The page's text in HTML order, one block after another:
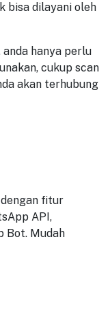
bisa dilayani oleh
hanya perlu
cukup scan
akan terhubung
fitur
API,
Bot. Mudah